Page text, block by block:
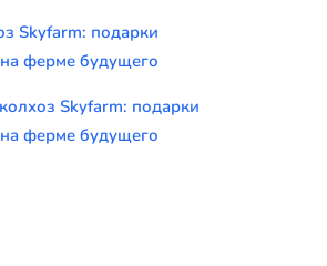
Skyfarm: подарки
ферме будущего
Skyfarm: подарки
ферме будущего